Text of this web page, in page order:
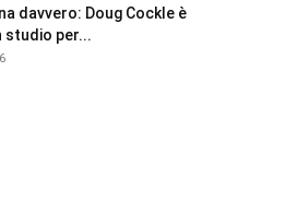
davvero: Doug Cockle è
studio per...